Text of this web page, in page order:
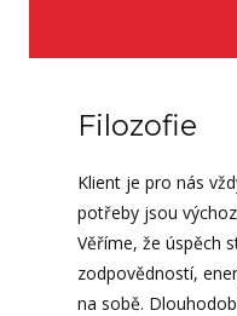
Filozofie
Klient je pro nás
potřeby jsou
Věříme, že úspěch
zodpovědností,
na sobě.